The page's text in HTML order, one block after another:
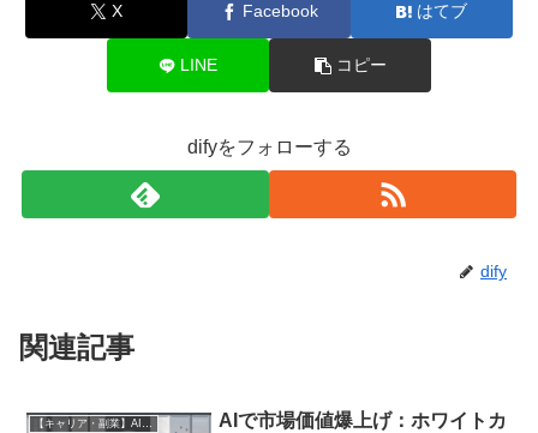
X Facebook はてブ
LINE コピー
difyをフォローする
dify
関連記事
【キャリア・副業】AI時代の生存戦略
AIで市場価値爆上げ：ホワイトカ